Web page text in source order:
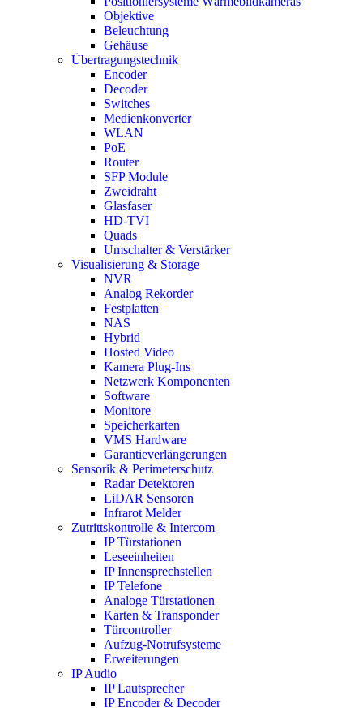
Objektive
Beleuchtung
Gehäuse
Übertragungstechnik
Encoder
Decoder
Switches
Medienkonverter
WLAN
PoE
Router
SFP Module
Zweidraht
Glasfaser
HD-TVI
Quads
Umschalter & Verstärker
Visualisierung & Storage
NVR
Analog Rekorder
Festplatten
NAS
Hybrid
Hosted Video
Kamera Plug-Ins
Netzwerk Komponenten
Software
Monitore
Speicherkarten
VMS Hardware
Garantieverlängerungen
Sensorik & Perimeterschutz
Radar Detektoren
LiDAR Sensoren
Infrarot Melder
Zutrittskontrolle & Intercom
IP Türstationen
Leseeinheiten
IP Innensprechstellen
IP Telefone
Analoge Türstationen
Karten & Transponder
Türcontroller
Aufzug-Notrufsysteme
Erweiterungen
IP Audio
IP Lautsprecher
IP Encoder & Decoder